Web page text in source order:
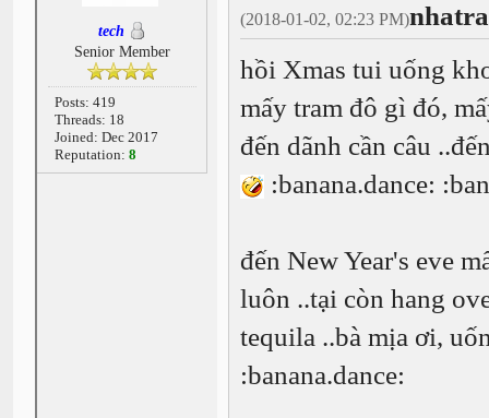
tech
Senior Member
Posts: 419
Threads: 18
Joined: Dec 2017
Reputation: 8
(2018-01-02, 02:23 PM)
hồi Xmas tui uống
mấy tram đô gì đó,
đến dãnh cần câu
:banana.dance:
đến New Year's eve
luôn ..tại còn hang
tequila ..bà mịa ơi,
:banana.dance: